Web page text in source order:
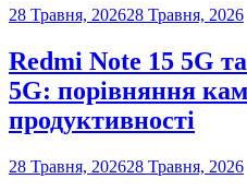
28 Травня, 202628 Травня, 2026
Redmi Note 15 5G
5G: порівняння
продуктивності
28 Травня, 202628 Травня, 2026